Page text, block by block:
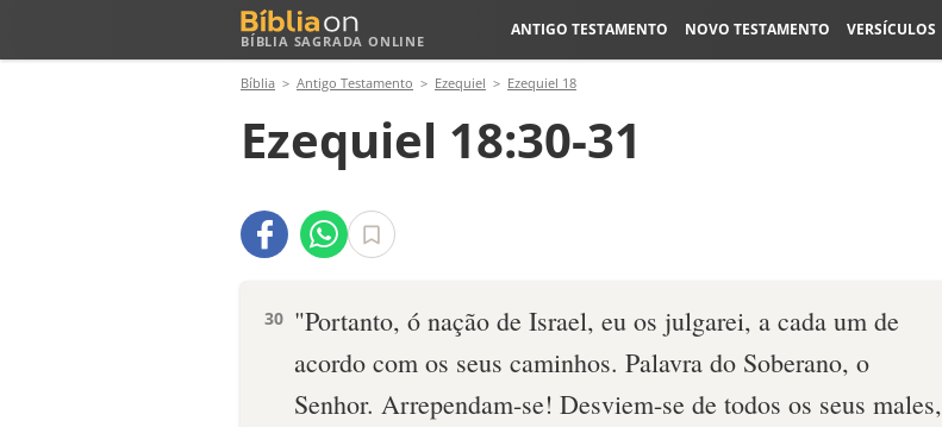
BÍBLIA SAGRADA ONLINE
ANTIGO TESTAMENTO NOVO TESTAMENTO VERSÍCULOS
Bíblia Antigo Testamento Ezequiel Ezequiel 18
Ezequiel 18:30-31
30 "Portanto, ó nação de Israel, eu os julgarei, a cada um de
acordo com os seus caminhos. Palavra do Soberano, o
Senhor. Arrependam-se! Desviem-se de todos os seus males,